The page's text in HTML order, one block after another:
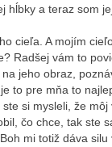
hĺbky a teraz som
cieľa. A mojím
Radšej vám to
jeho obraz,
to pre mňa to
si mysleli, že
čo chce, tak ste
mi totiž dáva silu